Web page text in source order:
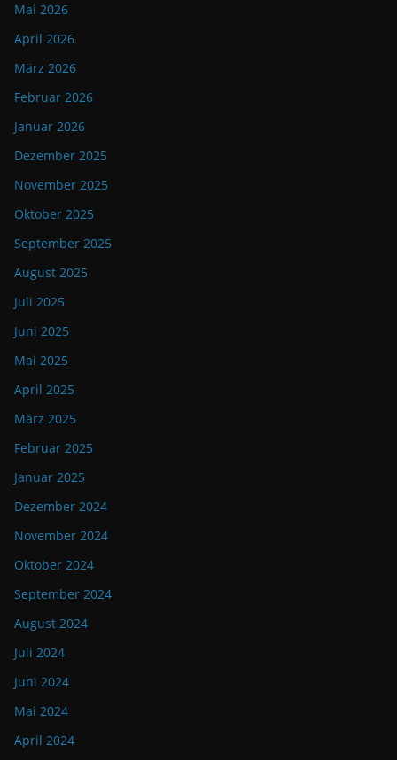
Mai 2026
April 2026
März 2026
Februar 2026
Januar 2026
Dezember 2025
November 2025
Oktober 2025
September 2025
August 2025
Juli 2025
Juni 2025
Mai 2025
April 2025
März 2025
Februar 2025
Januar 2025
Dezember 2024
November 2024
Oktober 2024
September 2024
August 2024
Juli 2024
Juni 2024
Mai 2024
April 2024